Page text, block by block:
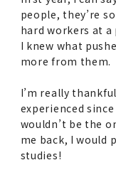
people, they’re
hard workers at
I knew what
more from them.
I’m really
experienced
wouldn’t be the
me back, I would
studies!